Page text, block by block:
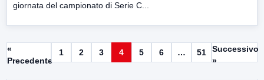
giornata del campionato di Serie C...
«
Precedente
1 2 3 4 5 6 … 51
Successivo
»